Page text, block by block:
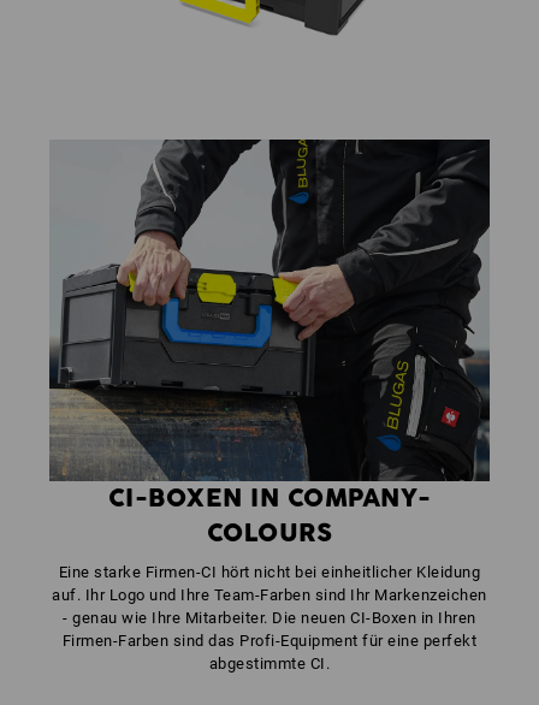
CI-BOXEN IN COMPANY-
COLOURS
Eine starke Firmen-CI hört nicht bei einheitlicher Kleidung
auf. Ihr Logo und Ihre Team-Farben sind Ihr Markenzeichen
- genau wie Ihre Mitarbeiter. Die neuen CI-Boxen in Ihren
Firmen-Farben sind das Profi-Equipment für eine perfekt
abgestimmte CI.